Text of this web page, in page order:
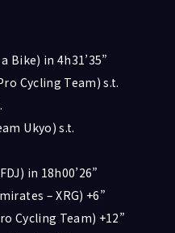
Bike) in 4h31’35”
Cycling Team) s.t.
Ukyo) s.t.
in 18h00’26”
– XRG) +6”
Cycling Team) +12”